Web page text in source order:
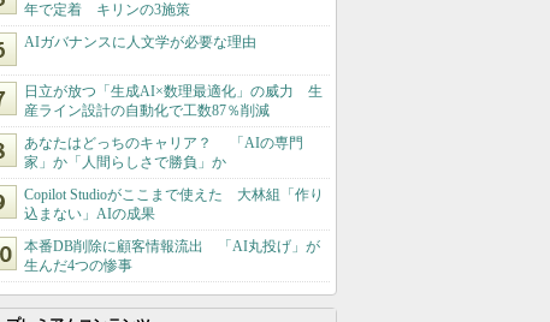
年で定着 キリンの3施策
AIガバナンスに人文学が必要な理由
日立が放つ「生成AI×数理最適化」の威力 生
産ライン設計の自動化で工数87％削減
あなたはどっちのキャリア？ 「AIの専門
家」か「人間らしさで勝負」か
Copilot Studioがここまで使えた 大林組「作り
込まない」AIの成果
本番DB削除に顧客情報流出 「AI丸投げ」が
生んだ4つの惨事